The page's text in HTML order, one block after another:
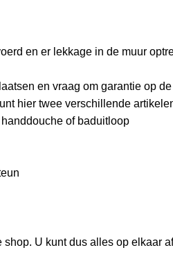
en er lekkage in de muur
en vraag om garantie op
hier twee verschillende
of baduitloop
U kunt dus alles op elkaar